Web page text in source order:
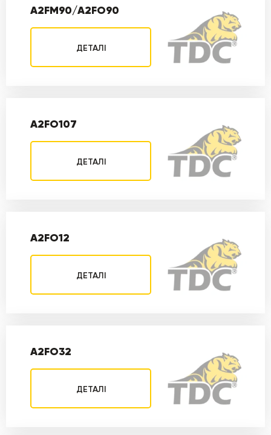
A2FM90/A2FO90
ДЕТАЛІ
A2FO107
ДЕТАЛІ
A2FO12
ДЕТАЛІ
A2FO32
ДЕТАЛІ